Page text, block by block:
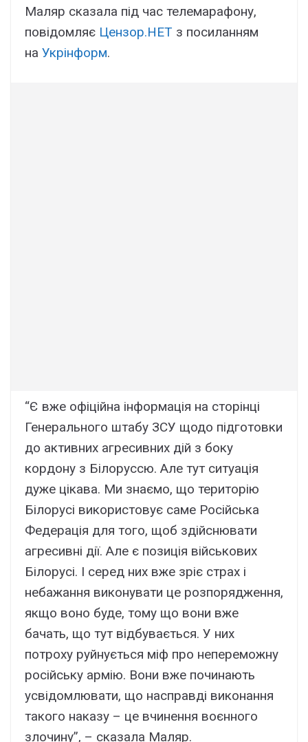
Маляр сказала під час телемарафону,
повідомляє Цензор.НЕТ з посиланням
на Укрінформ.
“Є вже офіційна інформація на сторінці
Генерального штабу ЗСУ щодо підготовки
до активних агресивних дій з боку
кордону з Білоруссю. Але тут ситуація
дуже цікава. Ми знаємо, що територію
Білорусі використовує саме Російська
Федерація для того, щоб здійснювати
агресивні дії. Але є позиція військових
Білорусі. І серед них вже зріє страх і
небажання виконувати це розпорядження,
якщо воно буде, тому що вони вже
бачать, що тут відбувається. У них
потроху руйнується міф про непереможну
російську армію. Вони вже починають
усвідомлювати, що насправді виконання
такого наказу – це вчинення воєнного
злочину”, – сказала Маляр.